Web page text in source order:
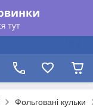
Фольговані кульки